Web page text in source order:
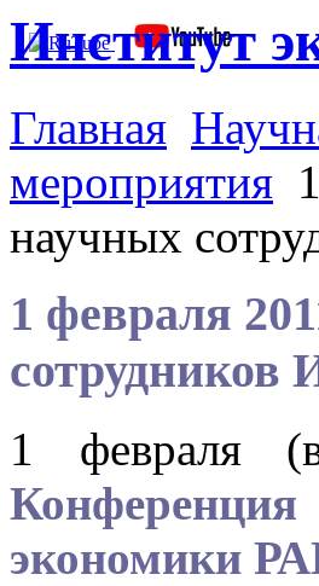
Институт
Главная
мероприятия
научных
1 февраля
сотрудников
1 февраля
экономики